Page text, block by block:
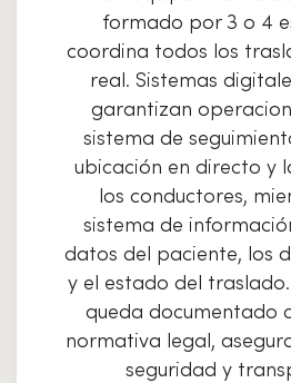
formado por 3 o 4
coordina todos los
real. Sistemas
garantizan
sistema de
ubicación en directo y
los conductores,
sistema de
datos del paciente, los
y el estado del
queda documentado
normativa legal,
seguridad y